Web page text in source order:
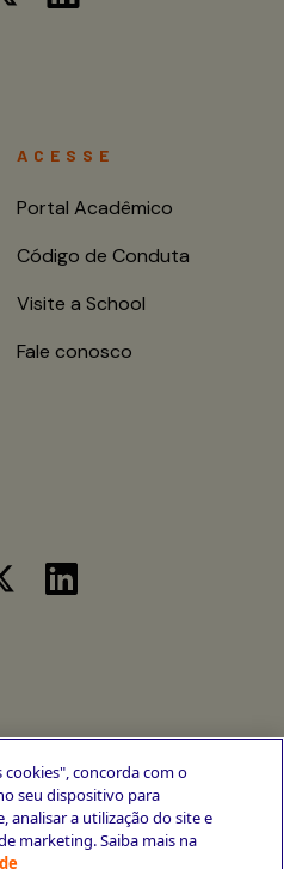
ACESSE
Portal Acadêmico
Código de Conduta
Visite a School
Fale conosco
cookies", concorda com o
seu dispositivo para
analisar a utilização do site e
marketing. Saiba mais na